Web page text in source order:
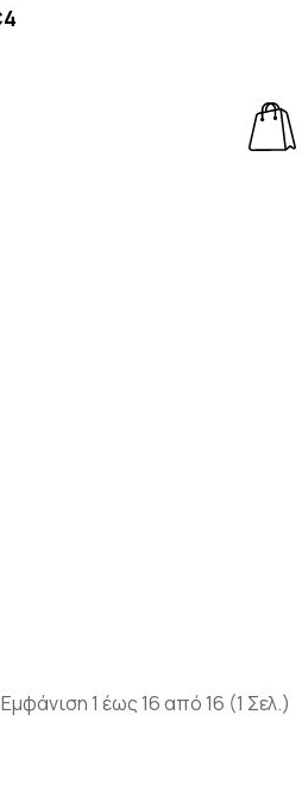
Εμφάνιση 1 έως 16 από 16 (1 Σελ.)